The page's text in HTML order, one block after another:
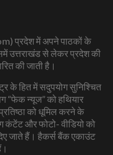
प्रदेश में अपने पाठकों के
उत्तराखंड से लेकर प्रदेश की
की जाती है।
के हित में सदुपयोग सुनिश्चित
“फेक न्यूज” को हथियार
को धूमिल करने के
कंटेंट और फोटो- वीडियो को
जाते हैं। हैकर्स बैंक एकाउंट